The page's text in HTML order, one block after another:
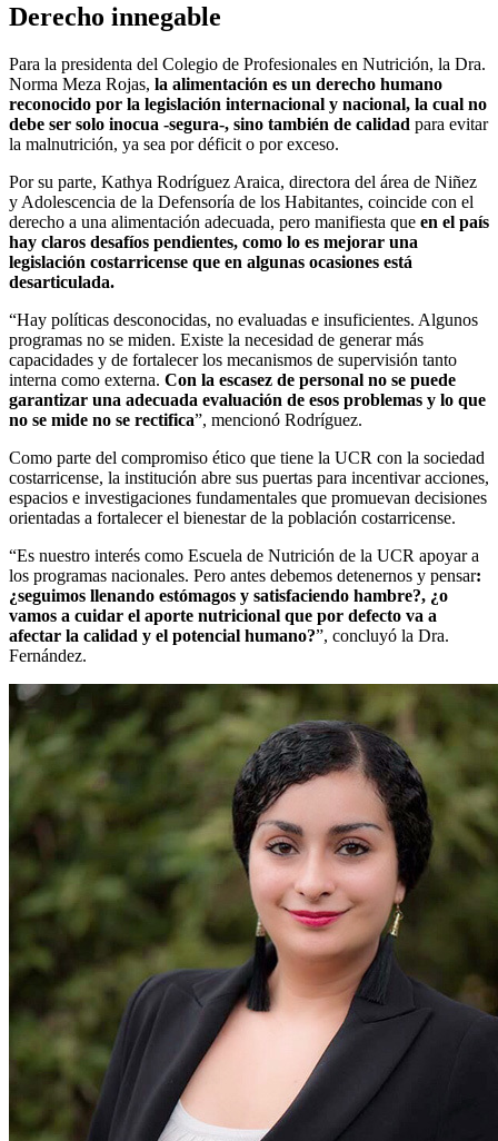
Derecho innegable
Para la presidenta del Colegio de Profesionales en Nutrición, la Dra.
Norma Meza Rojas, la alimentación es un derecho humano
reconocido por la legislación internacional y nacional, la cual no
debe ser solo inocua -segura-, sino también de calidad para evitar
la malnutrición, ya sea por déficit o por exceso.
Por su parte, Kathya Rodríguez Araica, directora del área de Niñez
y Adolescencia de la Defensoría de los Habitantes, coincide con el
derecho a una alimentación adecuada, pero manifiesta que en el país
hay claros desafíos pendientes, como lo es mejorar una
legislación costarricense que en algunas ocasiones está
desarticulada.
“Hay políticas desconocidas, no evaluadas e insuficientes. Algunos
programas no se miden. Existe la necesidad de generar más
capacidades y de fortalecer los mecanismos de supervisión tanto
interna como externa. Con la escasez de personal no se puede
garantizar una adecuada evaluación de esos problemas y lo que
no se mide no se rectifica”, mencionó Rodríguez.
Como parte del compromiso ético que tiene la UCR con la sociedad
costarricense, la institución abre sus puertas para incentivar acciones,
espacios e investigaciones fundamentales que promuevan decisiones
orientadas a fortalecer el bienestar de la población costarricense.
“Es nuestro interés como Escuela de Nutrición de la UCR apoyar a
los programas nacionales. Pero antes debemos detenernos y pensar:
¿seguimos llenando estómagos y satisfaciendo hambre?, ¿o
vamos a cuidar el aporte nutricional que por defecto va a
afectar la calidad y el potencial humano?”, concluyó la Dra.
Fernández.